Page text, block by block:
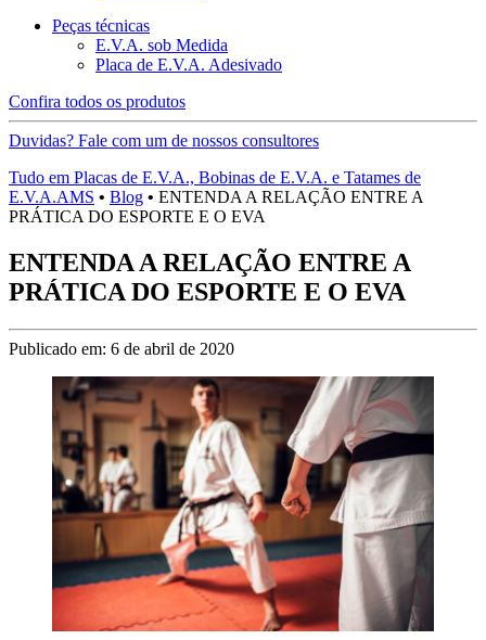
Peças técnicas
E.V.A. sob Medida
Placa de E.V.A. Adesivado
Confira todos os produtos
Duvidas? Fale com um de nossos consultores
Tudo em Placas de E.V.A., Bobinas de E.V.A. e Tatames de
E.V.A.AMS • Blog • ENTENDA A RELAÇÃO ENTRE A
PRÁTICA DO ESPORTE E O EVA
ENTENDA A RELAÇÃO ENTRE A
PRÁTICA DO ESPORTE E O EVA
Publicado em: 6 de abril de 2020